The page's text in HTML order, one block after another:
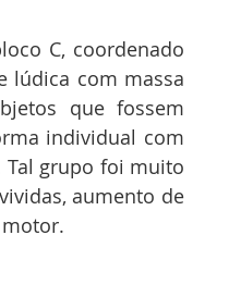
C, coordenado
lúdica com massa
que fossem
individual com
grupo foi muito
aumento de